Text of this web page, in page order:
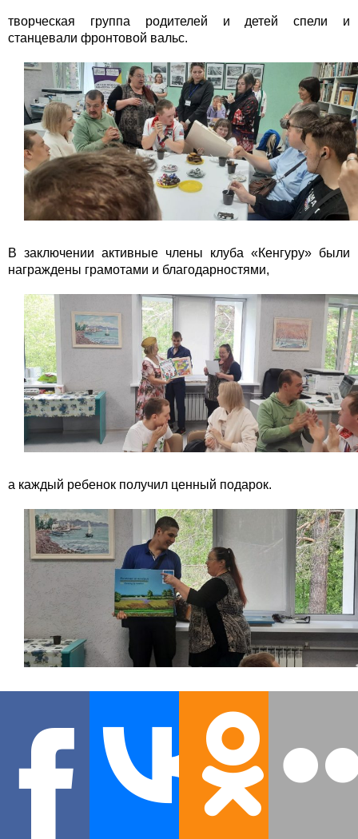
творческая группа родителей и детей спели и
станцевали фронтовой вальс.
В заключении активные члены клуба «Кенгуру» были
награждены грамотами и благодарностями,
а каждый ребенок получил ценный подарок.